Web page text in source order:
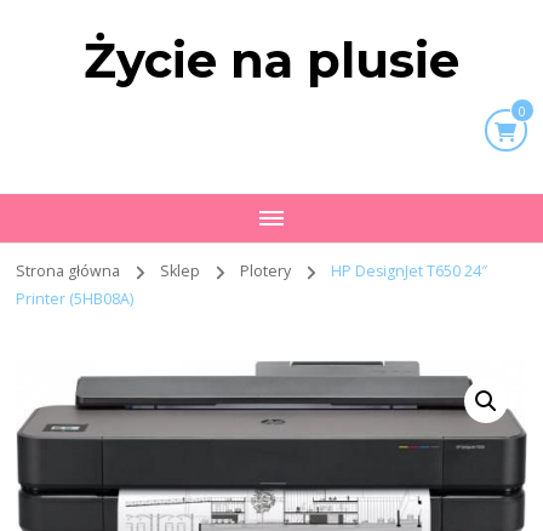
Życie na plusie
0
Strona główna Sklep Plotery
HP DesignJet T650 24″
Printer (5HB08A)